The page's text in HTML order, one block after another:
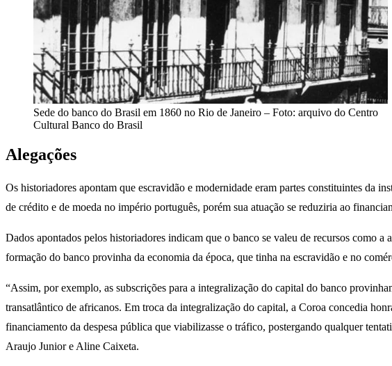
Sede do banco do Brasil em 1860 no Rio de Janeiro – Foto: arquivo do Centro
Cultural Banco do Brasil
Alegações
Os historiadores apontam que escravidão e modernidade eram partes constituintes da
de crédito e de moeda no império português, porém sua atuação se reduziria ao
Dados apontados pelos historiadores indicam que o banco se valeu de recursos como a
formação do banco provinha da economia da época, que tinha na escravidão e no
“Assim, por exemplo, as subscrições para a integralização do capital do banco
transatlântico de africanos. Em troca da integralização do capital, a Coroa concedia
financiamento da despesa pública que viabilizasse o tráfico, postergando qualquer
Araujo Junior e Aline Caixeta.